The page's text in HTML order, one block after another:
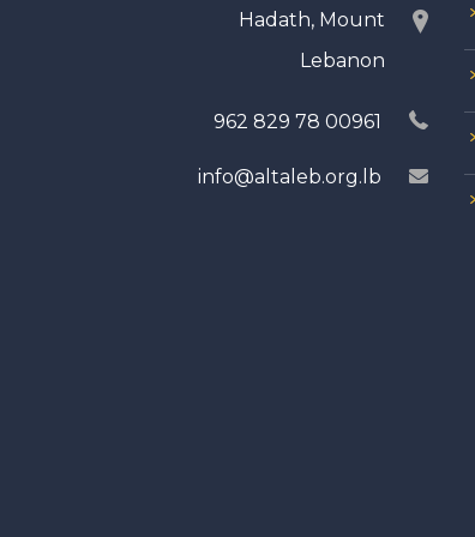
Hadath, Mount
Lebanon
00961 78 829 962
info@altaleb.org.lb